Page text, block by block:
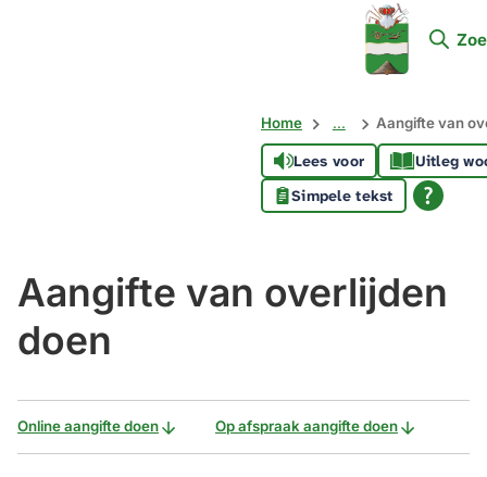
Mijn
Soest
Home ... Aangifte van
Lees voor
Uitleg
Simpele tekst
Aangifte van overlijden
doen
Online aangifte doen Op afspraak aangifte doen